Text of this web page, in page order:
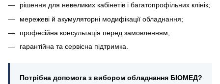
рішення для невеликих кабінетів і багатопрофільних клінік;
мережеві й акумуляторні модифікації обладнання;
професійна консультація перед замовленням;
гарантійна та сервісна підтримка.
Потрібна допомога з вибором обладнання БІОМЕД?